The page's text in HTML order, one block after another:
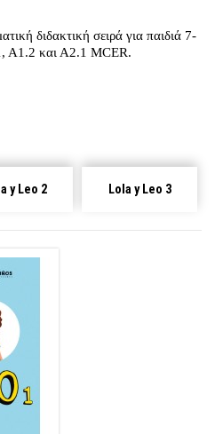
διδακτική σειρά για παιδιά 7-
Α1.2 και Α2.1 MCER.
y Leo 2 Lola y Leo 3